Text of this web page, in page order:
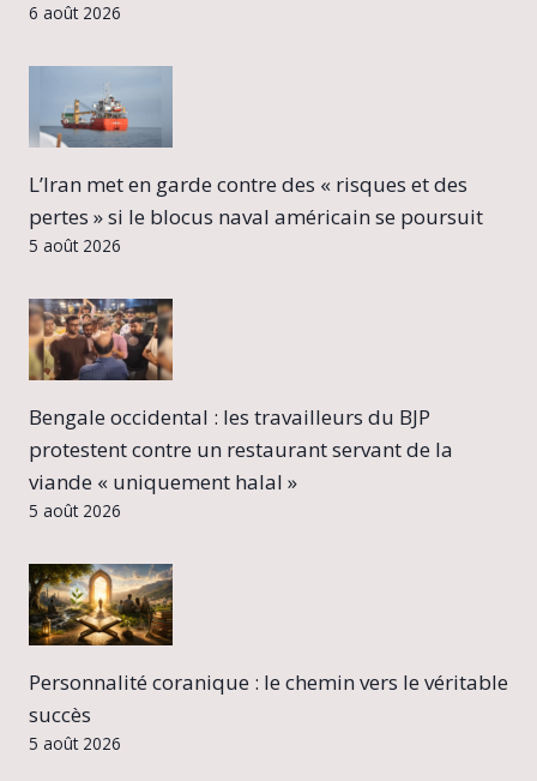
6 août 2026
L’Iran met en garde contre des « risques et des
pertes » si le blocus naval américain se poursuit
5 août 2026
Bengale occidental : les travailleurs du BJP
protestent contre un restaurant servant de la
viande « uniquement halal »
5 août 2026
Personnalité coranique : le chemin vers le véritable
succès
5 août 2026